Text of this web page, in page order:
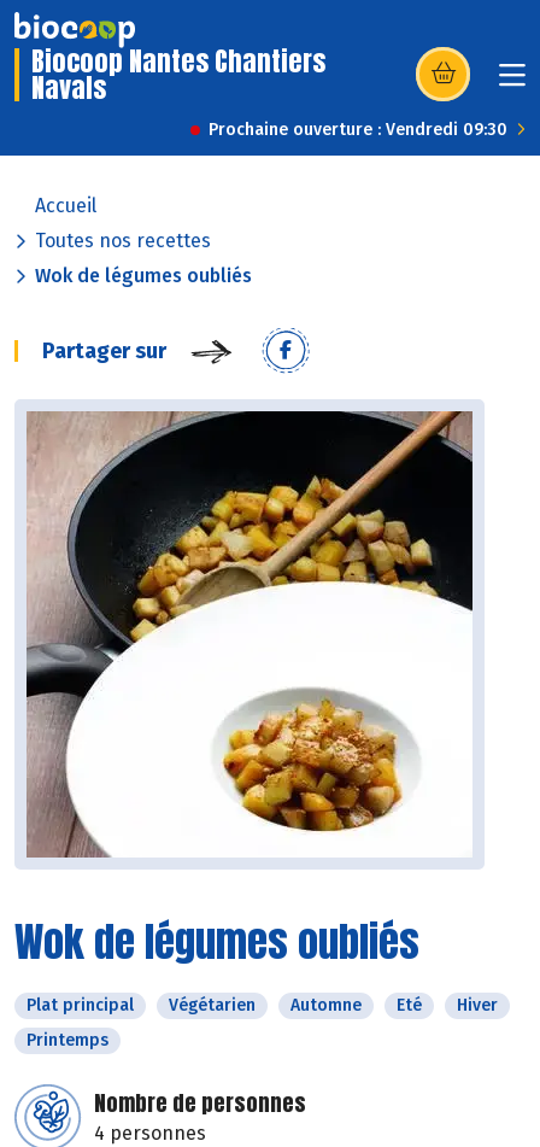
Biocoop Nantes Chantiers
Navals (s’ouvre dans
Prochaine ouverture : Vendredi 09:30
Accueil
Toutes nos recettes
Wok de légumes oubliés
Partager sur
Wok de légumes oubliés
Plat principal Végétarien Automne Eté
Hiver
Printemps
Nombre de personnes
4 personnes